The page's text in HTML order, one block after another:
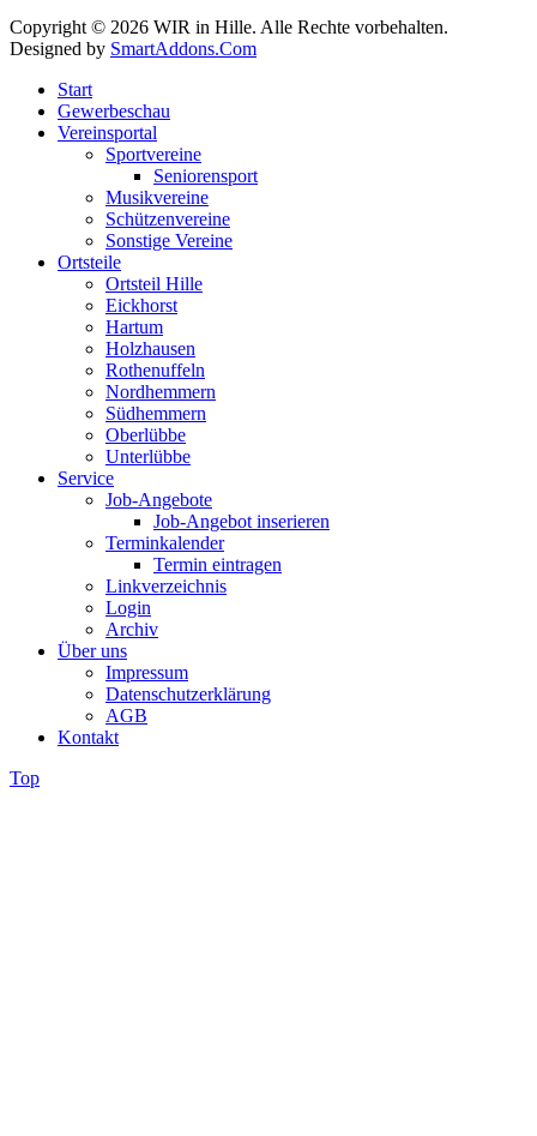
Copyright © 2026 WIR in Hille. Alle Rechte vorbehalten.
Designed by SmartAddons.Com
Start
Gewerbeschau
Vereinsportal
Sportvereine
Seniorensport
Musikvereine
Schützenvereine
Sonstige Vereine
Ortsteile
Ortsteil Hille
Eickhorst
Hartum
Holzhausen
Rothenuffeln
Nordhemmern
Südhemmern
Oberlübbe
Unterlübbe
Service
Job-Angebote
Job-Angebot inserieren
Terminkalender
Termin eintragen
Linkverzeichnis
Login
Archiv
Über uns
Impressum
Datenschutzerklärung
AGB
Kontakt
Top